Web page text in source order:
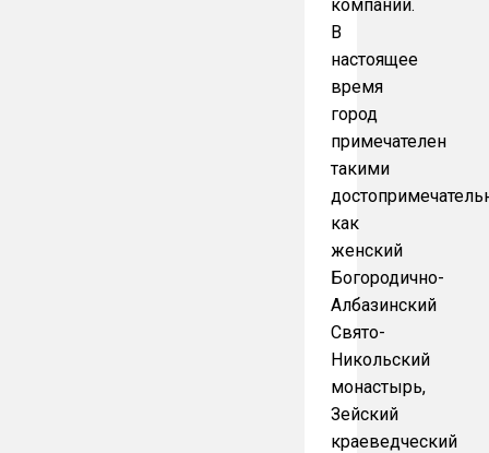
компании.
В
настоящее
время
город
примечателен
такими
как
женский
Богородично-
Албазинский
Свято-
Никольский
монастырь,
Зейский
краеведческий